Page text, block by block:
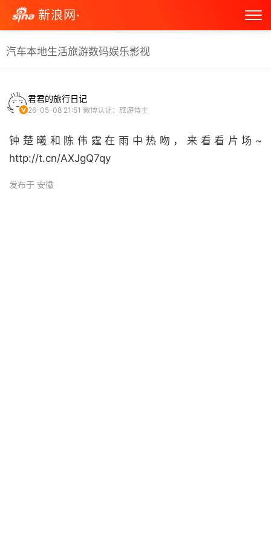
新浪网·
汽车本地生活旅游数码娱乐影视
君君的旅行日记
26-05-08 21:51 微博认证：旅游博主
钟楚曦和陈伟霆在雨中热吻，来看看片场~
http://t.cn/AXJgQ7qy ​
发布于 安徽